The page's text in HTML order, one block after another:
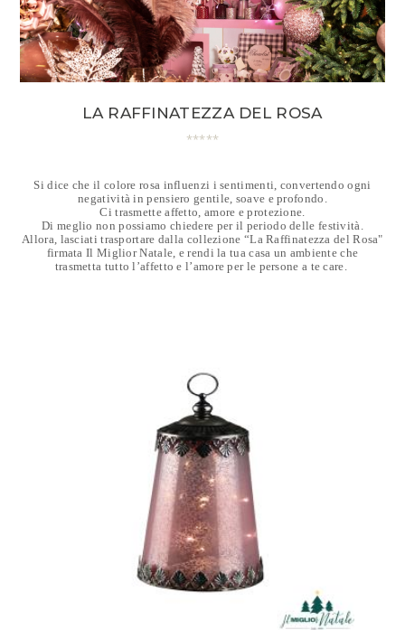
LA RAFFINATEZZA DEL ROSA
Si dice che il colore rosa influenzi i sentimenti, convertendo ogni
negatività in pensiero gentile, soave e profondo.
Ci trasmette affetto, amore e protezione.
Di meglio non possiamo chiedere per il periodo delle festività.
Allora, lasciati trasportare dalla collezione “La Raffinatezza del Rosa"
firmata Il Miglior Natale, e rendi la tua casa un ambiente che
trasmetta tutto l’affetto e l’amore per le persone a te care.